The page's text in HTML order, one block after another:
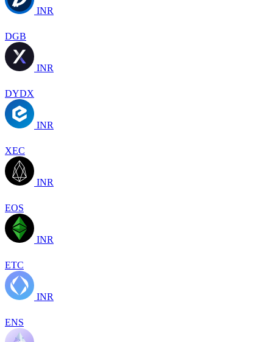
INR
DGB
INR
DYDX
INR
XEC
INR
EOS
INR
ETC
INR
ENS